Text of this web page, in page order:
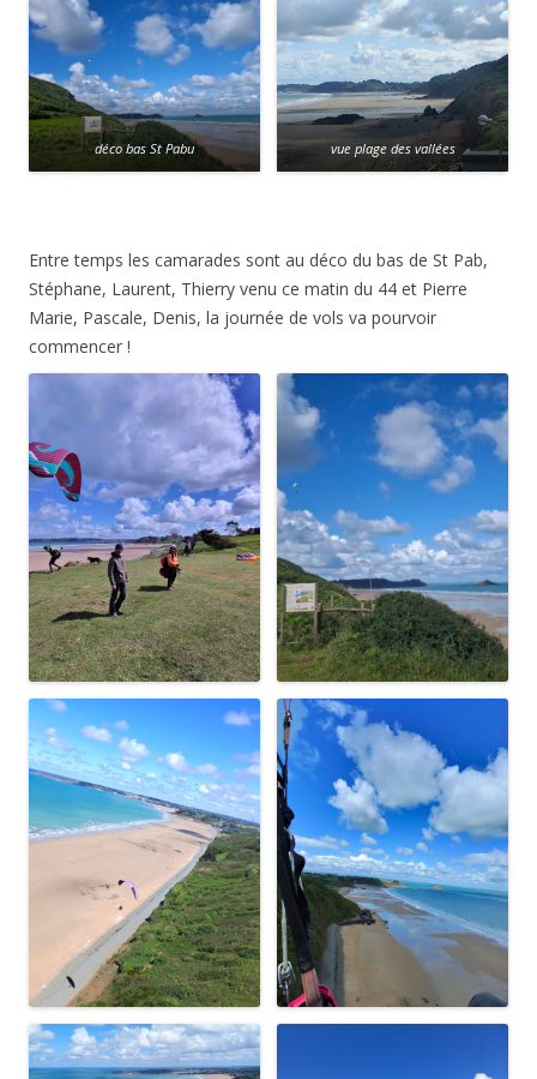
déco bas St Pabu vue plage des vallées
Entre temps les camarades sont au déco du bas de St Pab,
Stéphane, Laurent, Thierry venu ce matin du 44 et Pierre
Marie, Pascale, Denis, la journée de vols va pourvoir
commencer !